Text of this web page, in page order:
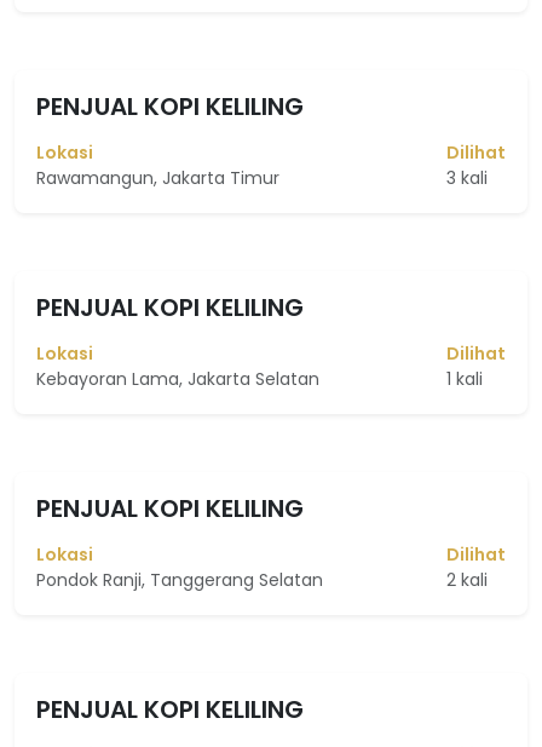
PENJUAL KOPI KELILING
Lokasi
Rawamangun, Jakarta Timur
Dilihat
3 kali
PENJUAL KOPI KELILING
Lokasi
Kebayoran Lama, Jakarta Selatan
Dilihat
1 kali
PENJUAL KOPI KELILING
Lokasi
Pondok Ranji, Tanggerang Selatan
Dilihat
2 kali
PENJUAL KOPI KELILING